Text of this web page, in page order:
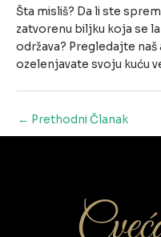
Šta misliš? Da li ste
zatvorenu biljku koja se
održava? Pregledajte
ozelenjavate svoju kuću
Post
← Prethodni Članak